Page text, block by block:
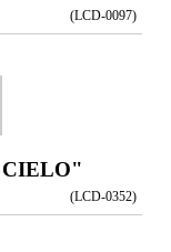
(LCD-0097)
CIELO"
(LCD-0352)